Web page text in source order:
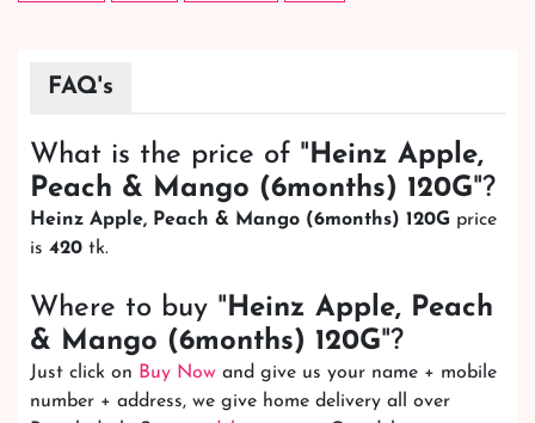
FAQ's
What is the price of "Heinz Apple,
Peach & Mango (6months) 120G"?
Heinz Apple, Peach & Mango (6months) 120G price
is 420 tk.
Where to buy "Heinz Apple, Peach
& Mango (6months) 120G"?
Just click on Buy Now and give us your name + mobile
number + address, we give home delivery all over